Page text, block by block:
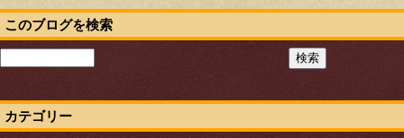
このブログを検索
カテゴリー